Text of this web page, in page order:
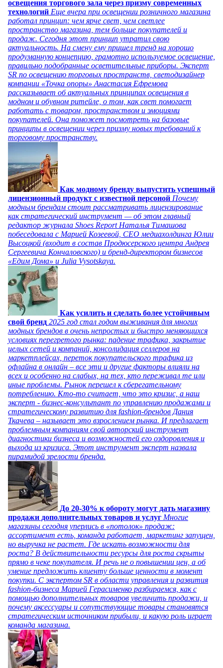
освещения торгового зала через призму современных
технологий Еще вчера при освещении розничного магазина
работал принцип: чем ярче свет, чем светлее
пространство магазина, тем больше покупателей и
продаж. Сегодня этот принцип утратил свою
актуальность. На смену ему пришел тренд на хорошо
продуманную концепцию, грамотно используемое освещение,
правильно подобранные осветительные приборы. Эксперт
SR по освещению торговых пространств, светодизайнер
компании «Точка опоры» Анастасия Ефремова
рассказывает об актуальных принципах освещения в
модном и обувном ритейле, о том, как свет помогает
работать с товаром, пространством и эмоциями
покупателей. Она поможет посмотреть на базовые
принципы в освещении через призму новых требований к
торговому пространству.
Как модному бренду выпустить успешный
лицензионный продукт с известной персоной Почему
модным брендам стоит рассматривать лицензирование
как стратегический инструмент — об этом главный
редактор журнала Shoes Report Наталья Тимашова
побеседовала с Марией Козеевой, СЕО медиахолдинга Юлии
Высоцкой (входит в состав Продюсерского центра Андрея
Сергеевича Кончаловского) и бренд-директором бизнесов
«Едим Дома» и Julia Vysotskaya.
Как усилить и сделать более устойчивым
свой бренд 2025 год стал годом выживания для многих
модных брендов в очень непростых и быстро меняющихся
условиях перегретого рынка: падение трафика, закрытие
целых сетей и компаний, консолидация селлеров на
маркетплейсах, переток покупательского трафика из
офлайна в онлайн – все эти и другие факторы влияли на
всех и особенно на слабых, на тех, кто переживал те или
иные проблемы. Рынок перешел к сберегательному
потреблению. Кто-то считает, что это кризис, а наш
эксперт - бизнес-консультант по управлению продажами и
стратегическому развитию для fashion-брендов Дания
Ткачева – называет это взрослением рынка. И предлагает
проблемным компаниям свой авторский инструмент
диагностики бизнеса и возможностей его оздоровления и
выхода из кризиса. Этот инструмент эксперт назвала
пирамидой зрелости бренда.
До 20-30% к обороту могут дать магазину
продажи дополнительных товаров и услуг Многие
магазины сегодня уперлись в «потолок» продаж:
ассортимент есть, команда работает, маркетинг запущен,
но выручка не растет. Где искать возможности для
роста? В действительности ресурсы для роста скрыты
прямо в чеке покупателя. И речь не о повышении цен, а об
умение предложить клиенту больше ценности в момент
покупки. С экспертом SR в области управления и развития
fashion-бизнеса Марией Герасименко разбираемся, как с
помощью дополнительных товаров увеличить продажи, и
почему аксессуары и сопутствующие товары становятся
стратегическим источником прибыли, и какую роль играет
команда магазина.